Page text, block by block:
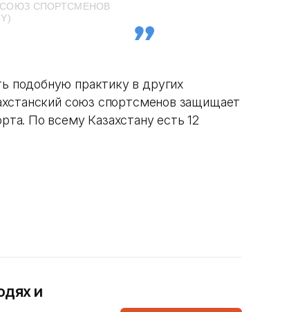
СОЮЗ СПОРТСМЕНОВ
подобную практику в других
союз спортсменов защищает
По всему Казахстану есть 12
и